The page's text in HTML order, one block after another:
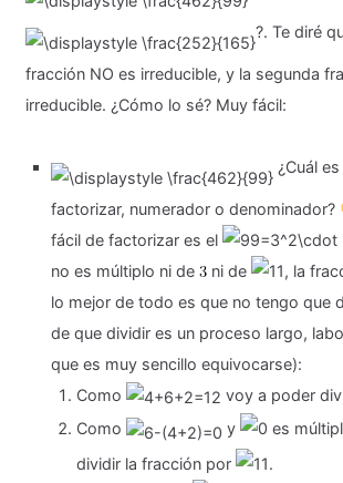
?. Te diré
fracción NO es irreducible, y la segunda
irreducible. ¿Cómo lo sé? Muy fácil:
¿Cuál
factorizar, numerador o denominador?
fácil de factorizar es el
no es múltiplo ni de
ni de
, la
lo mejor de todo es que no tengo que
de que dividir es un proceso largo,
que es muy sencillo equivocarse):
Como
voy a poder
Como
y
es
dividir la fracción por
.